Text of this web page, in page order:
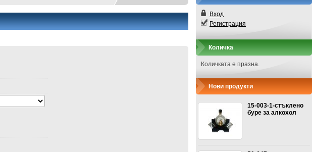
Вход
Регистрация
Количка
Количката е празна.
Нови продукти
15-003-1-стъклено
буре за алкохол